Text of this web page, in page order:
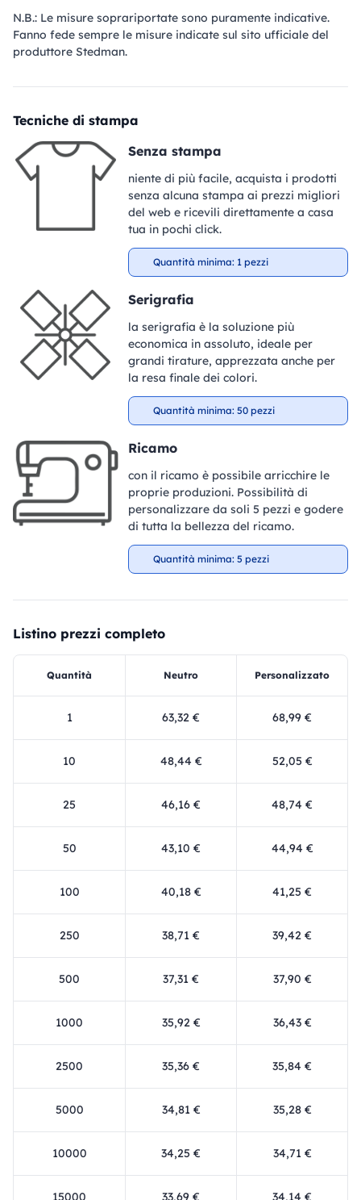
N.B.: Le misure soprariportate sono puramente indicative.
Fanno fede sempre le misure indicate sul sito ufficiale del
produttore Stedman.
Tecniche di stampa
Senza stampa
niente di più facile, acquista i prodotti
senza alcuna stampa ai prezzi migliori
del web e ricevili direttamente a casa
tua in pochi click.
Quantità minima: 1 pezzi
Serigrafia
la serigrafia è la soluzione più
economica in assoluto, ideale per
grandi tirature, apprezzata anche per
la resa finale dei colori.
Quantità minima: 50 pezzi
Ricamo
con il ricamo è possibile arricchire le
proprie produzioni. Possibilità di
personalizzare da soli 5 pezzi e godere
di tutta la bellezza del ricamo.
Quantità minima: 5 pezzi
Listino prezzi completo
Quantità Neutro Personalizzato
1 63,32 € 68,99 €
10 48,44 € 52,05 €
25 46,16 € 48,74 €
50 43,10 € 44,94 €
100 40,18 € 41,25 €
250 38,71 € 39,42 €
500 37,31 € 37,90 €
1000 35,92 € 36,43 €
2500 35,36 € 35,84 €
5000 34,81 € 35,28 €
10000 34,25 € 34,71 €
15000 33,69 € 34,14 €